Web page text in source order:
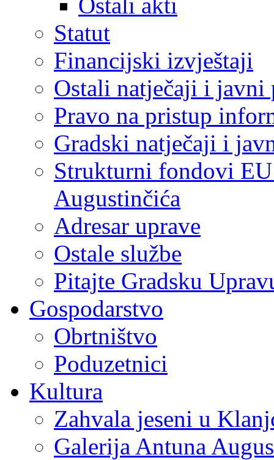
Statut
Financijski izvještaji
Ostali natječaji i javni
Pravo na pristup
Gradski natječaji i
Strukturni fondovi
Augustinčića
Adresar uprave
Ostale službe
Pitajte Gradsku
Gospodarstvo
Obrtništvo
Poduzetnici
Kultura
Zahvala jeseni u
Galerija Antuna